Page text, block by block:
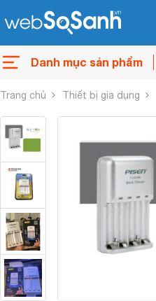
Danh mục sản phẩm
Trang chủ Thiết bị gia dụng